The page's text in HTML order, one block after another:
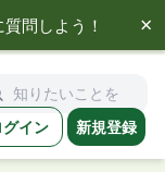
問しよう！ ×
グイン 新規登録